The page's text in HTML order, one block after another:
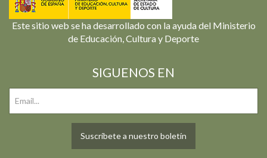
Este sitio web se ha desarrollado con la ayuda del Ministerio
de Educación, Cultura y Deporte
SIGUENOS EN
Suscríbete a nuestro boletín